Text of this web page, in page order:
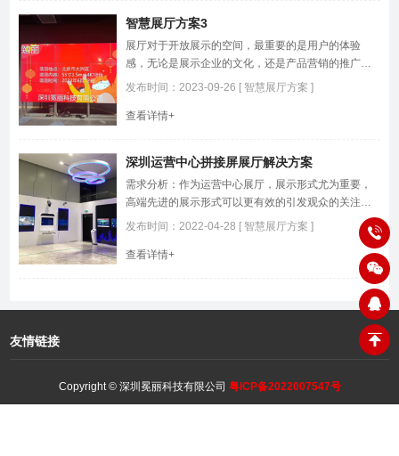
智慧展厅方案3
展厅对于开放展示的空间，最重要的是用户的体验
感，无论是展示企业的文化，还是产品营销的推广，
对产品和方案都有很高的要求。
发布时间：2023-09-26 [ 智慧展厅方案 ]
查看详情+
深圳运营中心拼接屏展厅解决方案
需求分析：作为运营中心展厅，展示形式尤为重要，
高端先进的展示形式可以更有效的引发观众的关注。
随着数字、互联网技术的迭代更新，展示形式近些年
发生了天翻地覆的转变，勉丽智慧展厅让展示变得充
满活力和魅力。
发布时间：2022-04-28 [ 智慧展厅方案 ]
查看详情+
友情链接
Copyright © 深圳冕丽科技有限公司 粤ICP备2022007547号